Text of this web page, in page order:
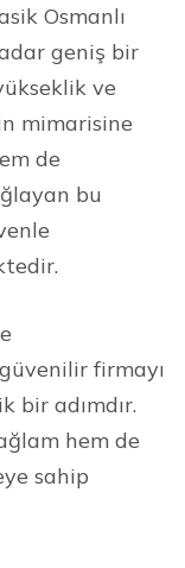
Osmanlı
geniş bir
ve
mimarisine
de
bu
firmayı
bir adımdır.
hem de
sahip